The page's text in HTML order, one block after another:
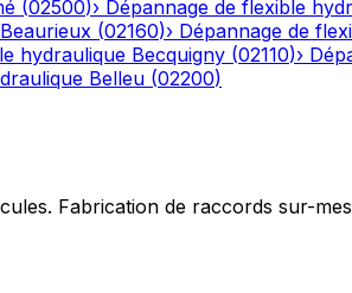
(02500)› Dépannage de flexible
Beaurieux (02160)› Dépannage de
hydraulique Becquigny (02110)›
Belleu (02200)
Fabrication de raccords sur-